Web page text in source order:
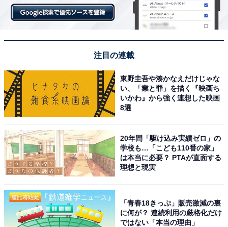
注目の連載
東野圭吾や湊かなえだけじゃな
い、「業と罪」を描く『映画ち
いかわ』から強く連想した映画
8選
20年間「駆け込み実績ゼロ」の
学校も…「こども110番の家」
は本当に必要？ PTAが直面する
理想と現実
「青春18きっぷ」販売激減の裏
に何が？ 連続利用の厳格化だけ
ではない「本当の理由」